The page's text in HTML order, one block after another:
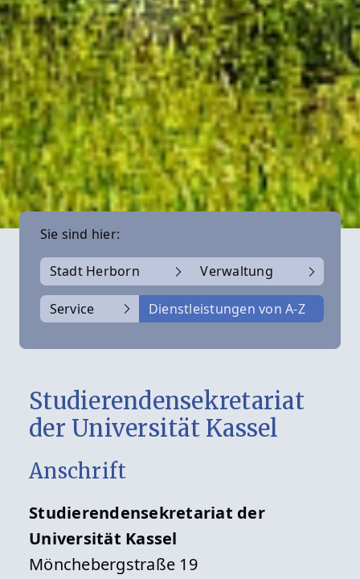
Sie sind hier:
Stadt Herborn Verwaltung
Service Dienstleistungen von A-Z
Studierendensekretariat
der Universität Kassel
Anschrift
Studierendensekretariat der
Universität Kassel
Mönchebergstraße 19